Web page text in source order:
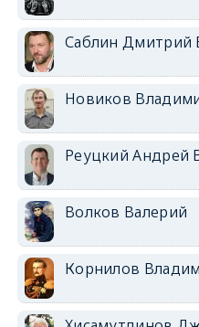
Саблин Дмитрий
Новиков
Реуцкий Андрей
Волков Валерий
Корнилов